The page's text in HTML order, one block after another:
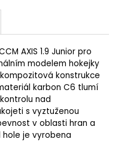
AXIS 1.9 Junior pro
modelem hokejky
konstrukce
karbon C6 tlumí
nad
s vyztuženou
v oblasti hran a
je vyrobena